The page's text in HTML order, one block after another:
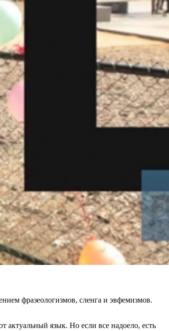
фразеологизмов, сленга и эвфемизмов.
язык. Но если все надоело, есть